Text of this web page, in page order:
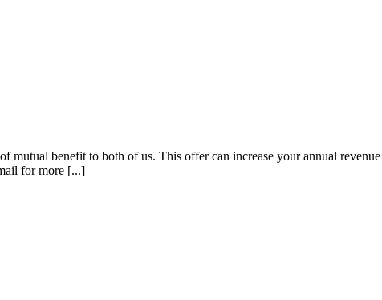
mutual benefit to both of us. This offer can increase your annual
for more [...]